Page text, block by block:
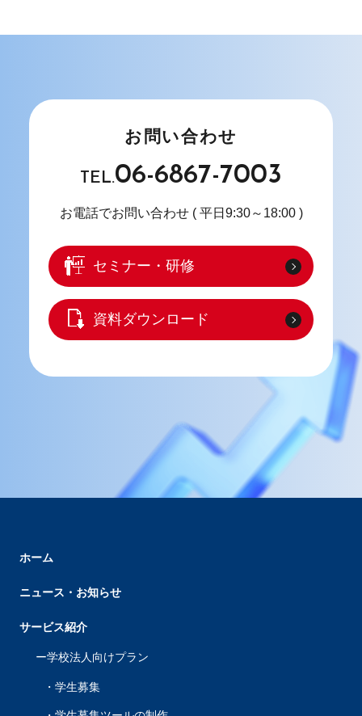
お問い合わせ
TEL.06-6867-7003
お電話でお問い合わせ ( 平日9:30～18:00 )
セミナー・研修
資料ダウンロード
ホーム
ニュース・お知らせ
サービス紹介
学校法人向けプラン
学生募集